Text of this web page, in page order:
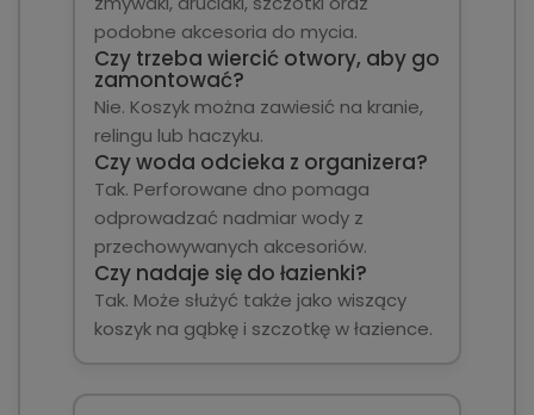
podobne akcesoria do mycia.
Czy trzeba wiercić otwory, aby go
zamontować?
Nie. Koszyk można zawiesić na kranie,
relingu lub haczyku.
Czy woda odcieka z organizera?
Tak. Perforowane dno pomaga
odprowadzać nadmiar wody z
przechowywanych akcesoriów.
Czy nadaje się do łazienki?
Tak. Może służyć także jako wiszący
koszyk na gąbkę i szczotkę w łazience.